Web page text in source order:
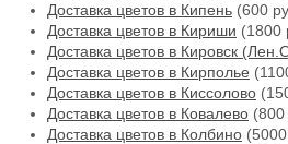
Доставка цветов в Кипень (600
Доставка цветов в Кириши (1800
Доставка цветов в Кировск
Доставка цветов в Кирполье
Доставка цветов в Киссолово
Доставка цветов в Ковалево (800
Доставка цветов в Колбино